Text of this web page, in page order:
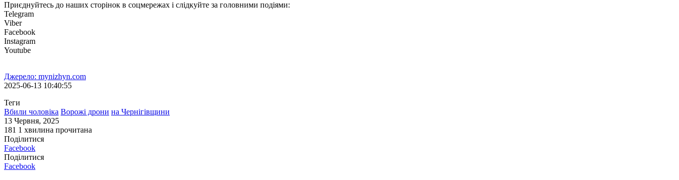
Приєднуйтесь до наших сторінок в соцмережах і слідкуйте за головними подіями:
Telegram
Viber
Facebook
Instagram
Youtube
Джерело: mynizhyn.com
2025-06-13 10:40:55
Теги
Вбили чоловіка Ворожі дрони на Чернігівщини
13 Червня, 2025
181 1 хвилина прочитана
Поділитися
Facebook
Поділитися
Facebook